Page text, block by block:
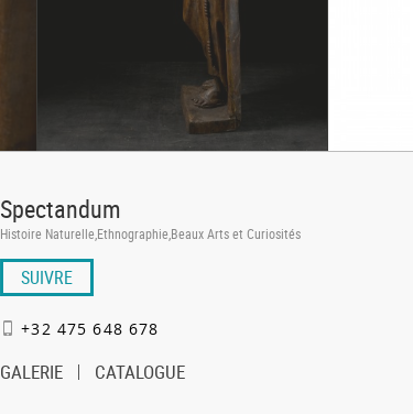
Spectandum
Histoire Naturelle,Ethnographie,Beaux Arts et Curiosités
SUIVRE
+32 475 648 678
GALERIE CATALOGUE